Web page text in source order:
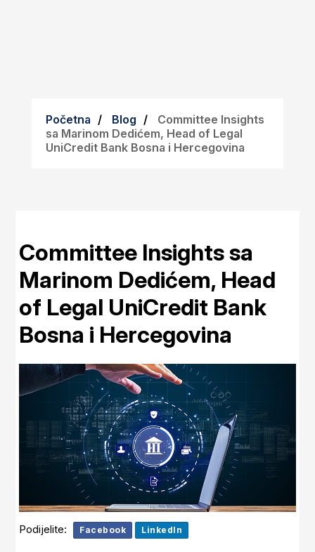
Početna Blog
Committee Insights
sa Marinom Dedićem, Head of Legal
UniCredit Bank Bosna i Hercegovina
Committee Insights sa
Marinom Dedićem, Head
of Legal UniCredit Bank
Bosna i Hercegovina
Podijelite: Facebook LinkedIn